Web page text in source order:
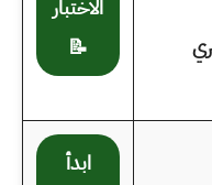
الاختبار
📝
ابدأ